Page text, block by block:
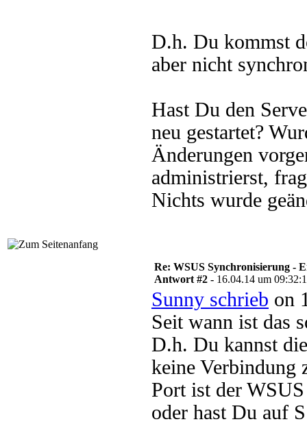
D.h. Du kommst
aber nicht
Hast Du den
neu gestartet?
Änderungen
administrierst,
Nichts wurde
Re: WSUS Synchronisierung -
Antwort #2 - 16.04.14 um
Sunny schrieb on
Seit wann ist das
D.h. Du kannst
keine Verbindung
Port ist der
oder hast Du auf